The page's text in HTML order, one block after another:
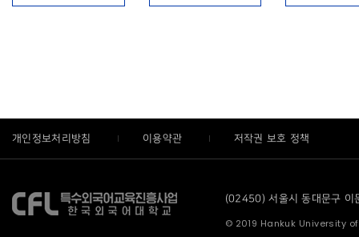
개인정보처리방침 이용약관 저작권 보호 정책
(02450) 서울시 동대문구
© 2019 Hankuk University